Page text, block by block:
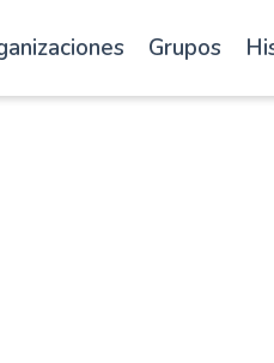
Grupos